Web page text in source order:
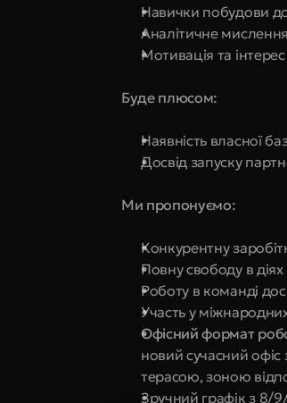
Навички побудови
Аналітичне
Мотивація та
Буде плюсом:
Наявність власної
Досвід запуску
Ми пропонуємо:
Конкурентну
Повну свободу в діях
Роботу в команді
Участь у
Офісний формат
новий сучасний
терасою, зоною
Зручний графік з 8/